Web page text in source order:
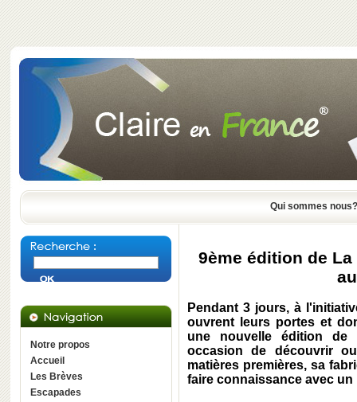
Qui sommes nous?
Notre propos
Accueil
Les Brèves
Escapades
9ème édition de
Pendant3 jours, à
ouvrent leurs portes et
une nouvelle édition de
occasion de découvrir
matières premières, sa
faire connaissance avec